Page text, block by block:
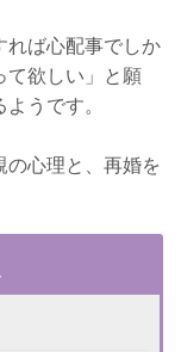
れば心配事でしか
て欲しい」と願
うです。
心理と、再婚を